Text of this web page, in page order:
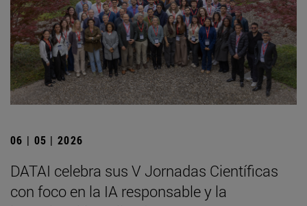
06 | 05 | 2026
DATAI celebra sus V Jornadas Científicas
con foco en la IA responsable y la